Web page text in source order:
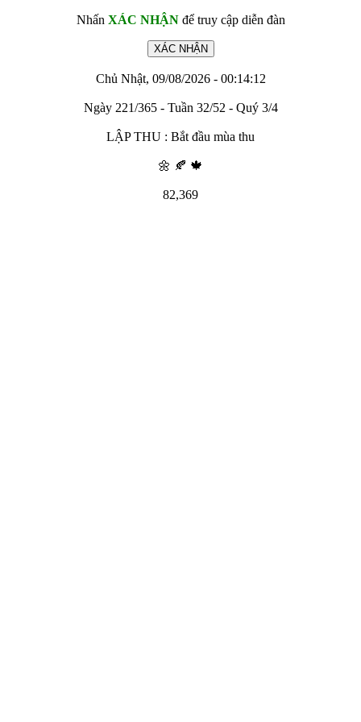
Nhấn XÁC NHẬNđể truy cập diễn đàn
Chủ Nhật, 09/08/2026 - 00:14:12
Ngày 221/365 - Tuần 32/52 - Quý 3/4
LẬP THU : Bắt đầu mùa thu
🌼 🍂 🍁
82,369